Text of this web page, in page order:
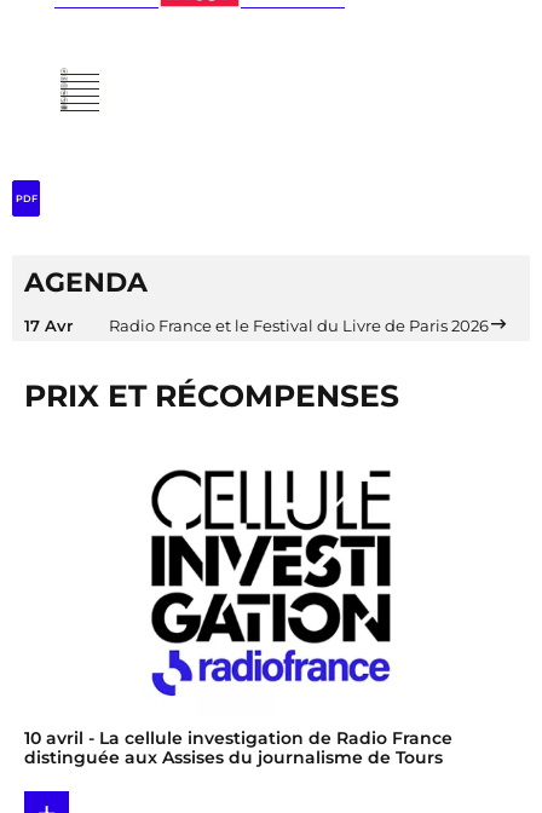
PDF
AGENDA
17 Avr Radio France et le Festival du Livre de Paris 2026
PRIX ET RÉCOMPENSES
10 avril - La cellule investigation de Radio France
distinguée aux Assises du journalisme de Tours